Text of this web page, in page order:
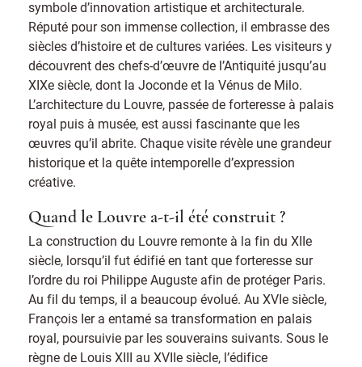
symbole d’innovation artistique et architecturale.
Réputé pour son immense collection, il embrasse des
siècles d’histoire et de cultures variées. Les visiteurs y
découvrent des chefs-d’œuvre de l’Antiquité jusqu’au
XIXe siècle, dont la Joconde et la Vénus de Milo.
L’architecture du Louvre, passée de forteresse à palais
royal puis à musée, est aussi fascinante que les
œuvres qu’il abrite. Chaque visite révèle une grandeur
historique et la quête intemporelle d’expression
créative.
Quand le Louvre a-t-il été construit ?
La construction du Louvre remonte à la fin du XIIe
siècle, lorsqu’il fut édifié en tant que forteresse sur
l’ordre du roi Philippe Auguste afin de protéger Paris.
Au fil du temps, il a beaucoup évolué. Au XVIe siècle,
François Ier a entamé sa transformation en palais
royal, poursuivie par les souverains suivants. Sous le
règne de Louis XIII au XVIIe siècle, l’édifice